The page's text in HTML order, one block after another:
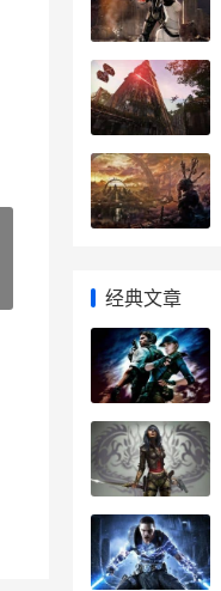
经典文章